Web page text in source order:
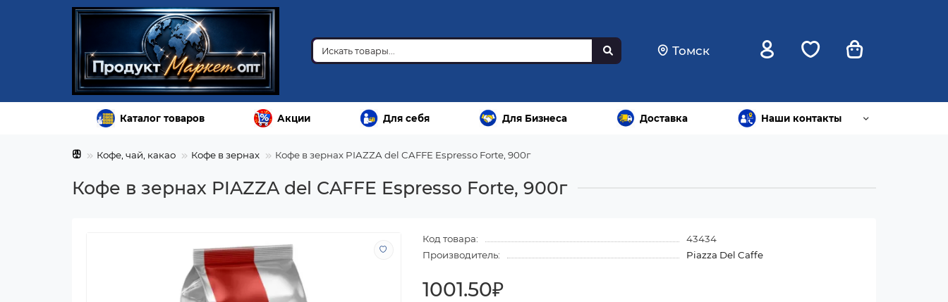
Томск
Каталог товаров Акции Для себя Для Бизнеса Доставка Наши контакты
Кофе, чай, какао Кофе в зернах Кофе в зернах PIAZZA del CAFFE Espresso Forte, 900г
Кофе в зернах PIAZZA del CAFFE Espresso Forte, 900г
Код товара:
43434
Производитель:
Piazza Del Caffe
1001.50₽